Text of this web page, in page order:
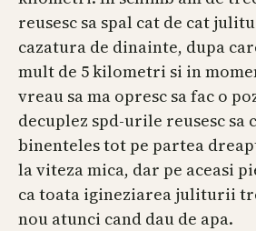
reusesc sa spal cat de cat
cazatura de dinainte, dupa
mult de 5 kilometri si in
vreau sa ma opresc sa fac o
decuplez spd-urile reusesc sa
binenteles tot pe partea
la viteza mica, dar pe aceasi
ca toata igineziarea juliturii
nou atunci cand dau de apa.